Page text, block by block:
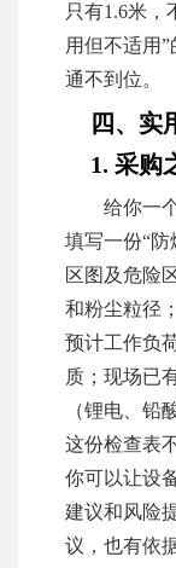
只有1.6米，
用但不适用
通不到位。
四、实
1. 采购
给你一
填写一份“
区图及危险
和粉尘粒径
预计工作负
质；现场已
（锂电、铅
这份检查表
你可以让设
建议和风险
议，也有依